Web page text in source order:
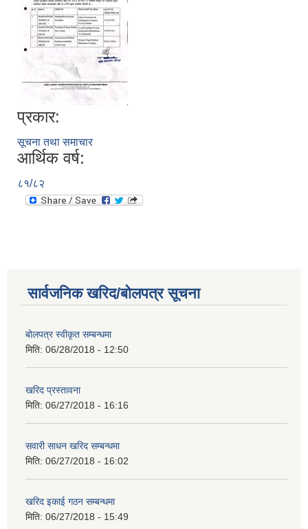
प्रकार:
सूचना तथा समाचार
आर्थिक वर्ष:
८१/८२
सार्वजनिक खरिद/बोलपत्र सूचना
बोलपत्र स्वीकृत सम्बन्धमा
मिति: 06/28/2018 - 12:50
खरिद प्रस्तावना
मिति: 06/27/2018 - 16:16
सवारी साधन खरिद सम्बन्धमा
मिति: 06/27/2018 - 16:02
खरिद इकाई गठन सम्बन्धमा
मिति: 06/27/2018 - 15:49